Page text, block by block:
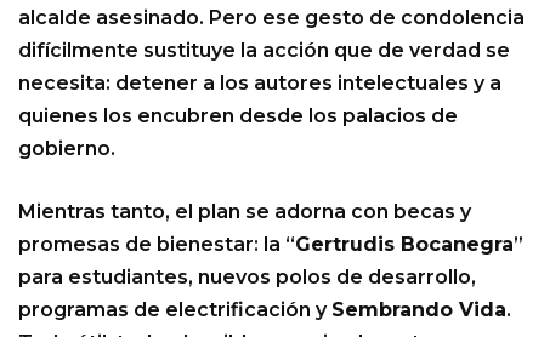
alcalde asesinado. Pero ese gesto de condolencia
difícilmente sustituye la acción que de verdad se
necesita: detener a los autores intelectuales y a
quienes los encubren desde los palacios de
gobierno.
Mientras tanto, el plan se adorna con becas y
promesas de bienestar: la “Gertrudis Bocanegra”
para estudiantes, nuevos polos de desarrollo,
programas de electrificación y Sembrando Vida.